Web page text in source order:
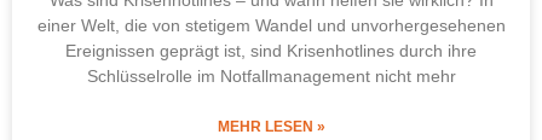
einer Welt, die von stetigem Wandel und unvorhergesehenen
Ereignissen geprägt ist, sind Krisenhotlines durch ihre
Schlüsselrolle im Notfallmanagement nicht mehr
MEHR LESEN »